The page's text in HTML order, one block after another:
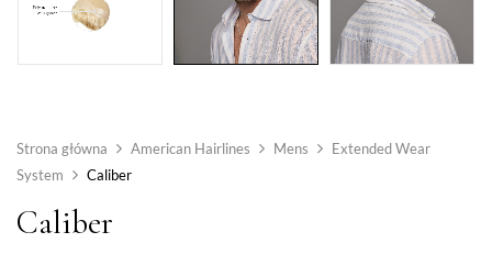
Strona główna American Hairlines Mens
Extended Wear
System
Caliber
Caliber